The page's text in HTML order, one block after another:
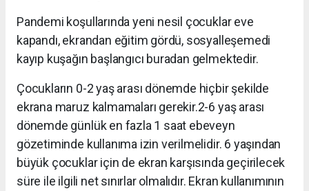
Pandemi koşullarında yeni nesil çocuklar eve
kapandı, ekrandan eğitim gördü, sosyalleşemedi
kayıp kuşağın başlangıcı buradan gelmektedir.
Çocukların 0-2 yaş arası dönemde hiçbir şekilde
ekrana maruz kalmamaları gerekir.2-6 yaş arası
dönemde günlük en fazla 1 saat ebeveyn
gözetiminde kullanıma izin verilmelidir. 6 yaşından
büyük çocuklar için de ekran karşısında geçirilecek
süre ile ilgili net sınırlar olmalıdır. Ekran kullanımının